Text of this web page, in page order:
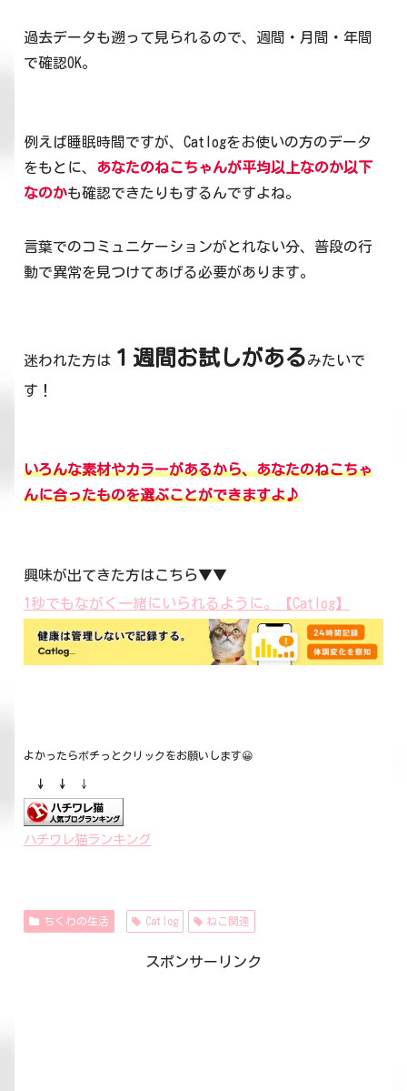
過去データも遡って見られるので、週間・月間・年間
で確認OK。
例えば睡眠時間ですが、Catlogをお使いの方のデータ
をもとに、 あなたのねこちゃんが平均以上なのか以下
なのかも確認できたりもするんですよね。
言葉でのコミュニケーションがとれない分、普段の行
動で異常を見つけてあげる必要があります。
迷われた方は １週間お試しがあるみたいで
す！
いろんな素材やカラーがあるから、あなたのねこちゃ
んに合ったものを選ぶことができますよ♪
興味が出てきた方はこちら▼▼
1秒でもながく一緒にいられるように。【Catlog】
よかったらポチっとクリックをお願いします😀
↓ ↓ ↓
ハチワレ猫ランキング
ちくわの生活 Catlog ねこ関連
スポンサーリンク